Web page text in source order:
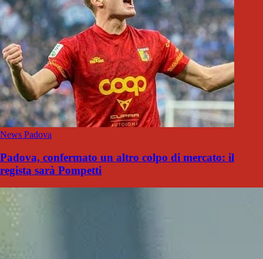
News Padova
Padova, confermato un altro colpo di mercato: il
regista sarà Pompetti